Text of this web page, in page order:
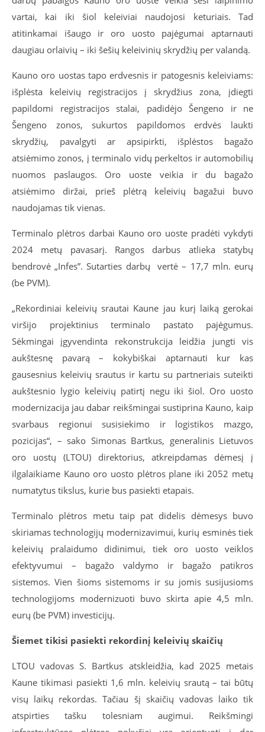
vartai, kai iki šiol keleiviai naudojosi keturiais. Tad
atitinkamai išaugo ir oro uosto pajėgumai aptarnauti
daugiau orlaivių – iki šešių keleivinių skrydžių per valandą.
Kauno oro uostas tapo erdvesnis ir patogesnis keleiviams:
išplėsta keleivių registracijos į skrydžius zona, įdiegti
papildomi registracijos stalai, padidėjo Šengeno ir ne
Šengeno zonos, sukurtos papildomos erdvės laukti
skrydžių, pavalgyti ar apsipirkti, išplėstos bagažo
atsiėmimo zonos, į terminalo vidų perkeltos ir automobilių
nuomos paslaugos. Oro uoste veikia ir du bagažo
atsiėmimo diržai, prieš plėtrą keleivių bagažui buvo
naudojamas tik vienas.
Terminalo plėtros darbai Kauno oro uoste pradėti vykdyti
2024 metų pavasarį. Rangos darbus atlieka statybų
bendrovė „Infes”. Sutarties darbų vertė – 17,7 mln. eurų
(be PVM).
„Rekordiniai keleivių srautai Kaune jau kurį laiką gerokai
viršijo projektinius terminalo pastato pajėgumus.
Sėkmingai įgyvendinta rekonstrukcija leidžia jungti vis
aukštesnę pavarą – kokybiškai aptarnauti kur kas
gausesnius keleivių srautus ir kartu su partneriais suteikti
aukštesnio lygio keleivių patirtį negu iki šiol. Oro uosto
modernizacija jau dabar reikšmingai sustiprina Kauno, kaip
svarbaus regionui susisiekimo ir logistikos mazgo,
pozicijas“, – sako Simonas Bartkus, generalinis Lietuvos
oro uostų (LTOU) direktorius, atkreipdamas dėmesį į
ilgalaikiame Kauno oro uosto plėtros plane iki 2052 metų
numatytus tikslus, kurie bus pasiekti etapais.
Terminalo plėtros metu taip pat didelis dėmesys buvo
skiriamas technologijų modernizavimui, kurių esminės tiek
keleivių pralaidumo didinimui, tiek oro uosto veiklos
efektyvumui – bagažo valdymo ir bagažo patikros
sistemos. Vien šioms sistemoms ir su jomis susijusioms
technologijoms modernizuoti buvo skirta apie 4,5 mln.
eurų (be PVM) investicijų.
Šiemet tikisi pasiekti rekordinį keleivių skaičių
LTOU vadovas S. Bartkus atskleidžia, kad 2025 metais
Kaune tikimasi pasiekti 1,6 mln. keleivių srautą – tai būtų
visų laikų rekordas. Tačiau šį skaičių vadovas laiko tik
atspirties tašku tolesniam augimui. Reikšmingi